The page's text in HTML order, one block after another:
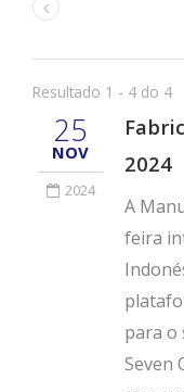
Resultado 1 - 4 do 4
25
NOV
2024
2024
A
feira
para o
Seven